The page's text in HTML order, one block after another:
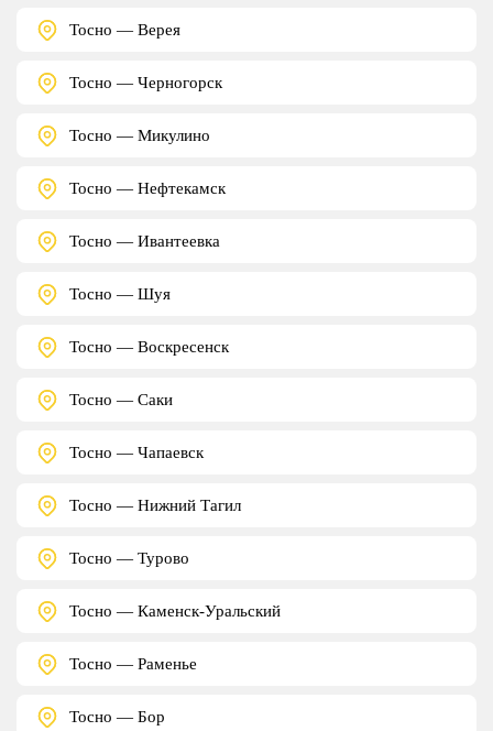
Тосно — Верея
Тосно — Черногорск
Тосно — Микулино
Тосно — Нефтекамск
Тосно — Ивантеевка
Тосно — Шуя
Тосно — Воскресенск
Тосно — Саки
Тосно — Чапаевск
Тосно — Нижний Тагил
Тосно — Турово
Тосно — Каменск-Уральский
Тосно — Раменье
Тосно — Бор